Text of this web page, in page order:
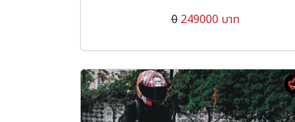
0 249000 บาท